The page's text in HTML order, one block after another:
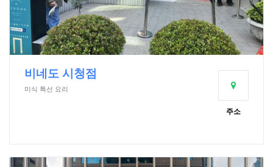
비네도 시청점
미식 특선 요리
주소